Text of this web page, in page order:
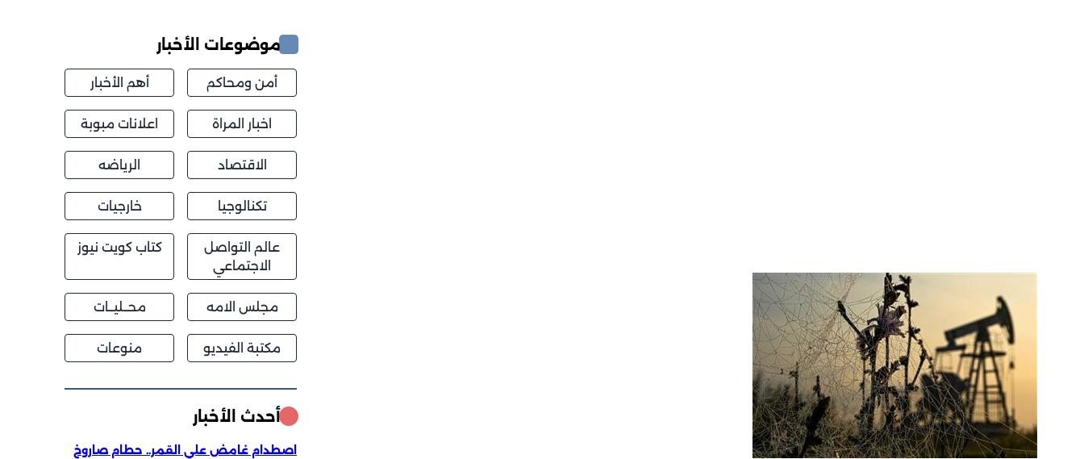
موضوعات الأخبار
أمن ومحاكم أهم الأخبار
اخبار المراة اعلانات مبوبة
الاقتصاد الرياضه
تكنالوجيا خارجيات
عالم التواصل
الاجتماعي
كتاب كويت نيوز
مجلس الامه محــليــات
مكتبة الفيديو منوعات
أحدث الأخبار
اصطدام غامض على القمر.. حطام صاروخ